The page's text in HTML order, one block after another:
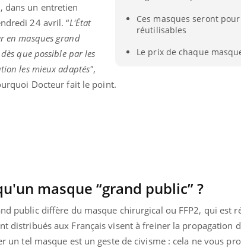
Ces masques seront
réutilisables
Le prix de chaque
dans un entretien
24 avril. “L'État
en masques grand
que possible par les
les mieux adaptés",
Docteur fait le point.
masque “grand public” ?
public diffère du masque chirurgical ou FFP2, qui est
distribués aux Français visent à freiner la propagation
un tel masque est un geste de civisme : cela ne vous
: ce que
est ce
aux
Intolérance au gluten : les
nouvelles
recommandations de la